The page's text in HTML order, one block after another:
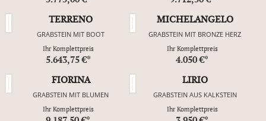
TERRENO
GRABSTEIN MIT BOOT
Ihr Komplettpreis
5.643,75 €*
MICHELANGELO
GRABSTEIN MIT BRONZE HERZ
Ihr Komplettpreis
4.050 €*
FIORINA
GRABSTEIN MIT BLUMEN
Ihr Komplettpreis
LIRIO
GRABSTEIN AUS KALKSTEIN
Ihr Komplettpreis